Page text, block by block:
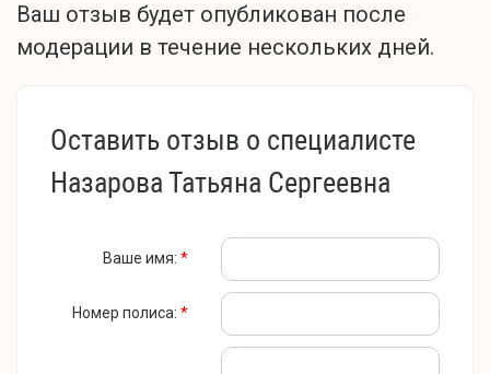
Ваш отзыв будет опубликован после
модерации в течение нескольких дней.
Оставить отзыв о специалисте
Назарова Татьяна Сергеевна
Ваше имя: *
Номер полиса: *